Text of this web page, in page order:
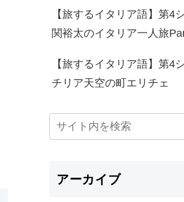
【旅するイタリア語】第4
関裕太のイタリア一人旅
【旅するイタリア語】第4
チリア天空の町エリチェ
アーカイブ